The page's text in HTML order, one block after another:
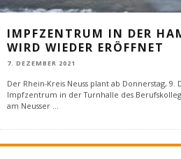
IMPFZENTRUM IN DER
WIRD WIEDER ERÖFFNET
7. DEZEMBER 2021
Der Rhein-Kreis Neuss plant ab Donnerstag,
Impfzentrum in der Turnhalle des
am Neusser ...